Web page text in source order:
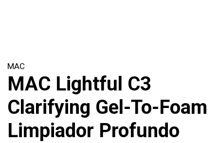
MAC
MAC Lightful C3
Clarifying Gel-To-Foam
Limpiador Profundo